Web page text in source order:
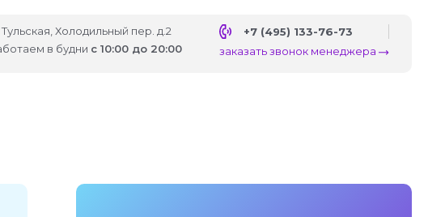
Холодильный пер. д.2
в будни с 10:00 до 20:00
+7 (495) 133-76-73
заказать звонок менеджера